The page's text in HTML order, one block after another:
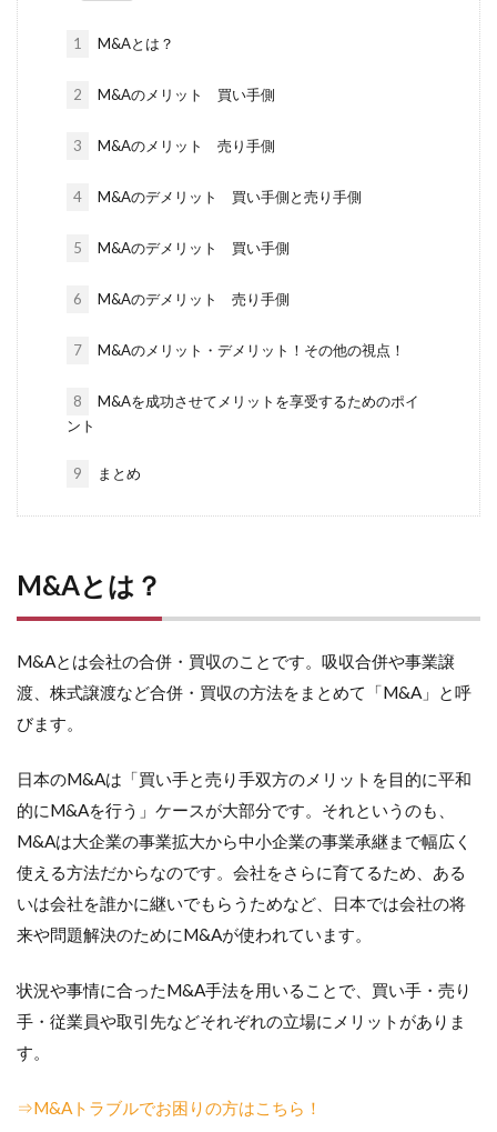
1 M&Aとは？
2 M&Aのメリット 買い手側
3 M&Aのメリット 売り手側
4 M&Aのデメリット 買い手側と売り手側
5 M&Aのデメリット 買い手側
6 M&Aのデメリット 売り手側
7 M&Aのメリット・デメリット！その他の視点！
8
M&Aを成功させてメリットを享受するためのポイ
ント
9 まとめ
M&Aとは？
M&Aとは会社の合併・買収のことです。吸収合併や事業譲
渡、株式譲渡など合併・買収の方法をまとめて「M&A」と呼
びます。
日本のM&Aは「買い手と売り手双方のメリットを目的に平和
的にM&Aを行う」ケースが大部分です。それというのも、
M&Aは大企業の事業拡大から中小企業の事業承継まで幅広く
使える方法だからなのです。会社をさらに育てるため、ある
いは会社を誰かに継いでもらうためなど、日本では会社の将
来や問題解決のためにM&Aが使われています。
状況や事情に合ったM&A手法を用いることで、買い手・売り
手・従業員や取引先などそれぞれの立場にメリットがありま
す。
⇒M&Aトラブルでお困りの方はこちら！